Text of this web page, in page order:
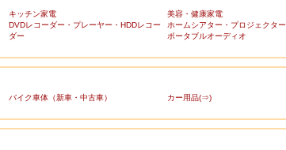
キッチン家電 美容・健康家電
DVDレコーダー・プレーヤー・HDDレコー
ダー
ホームシアター・プロジェクター
ポータブルオーディオ
バイク車体（新車・中古車） カー用品(⇒)